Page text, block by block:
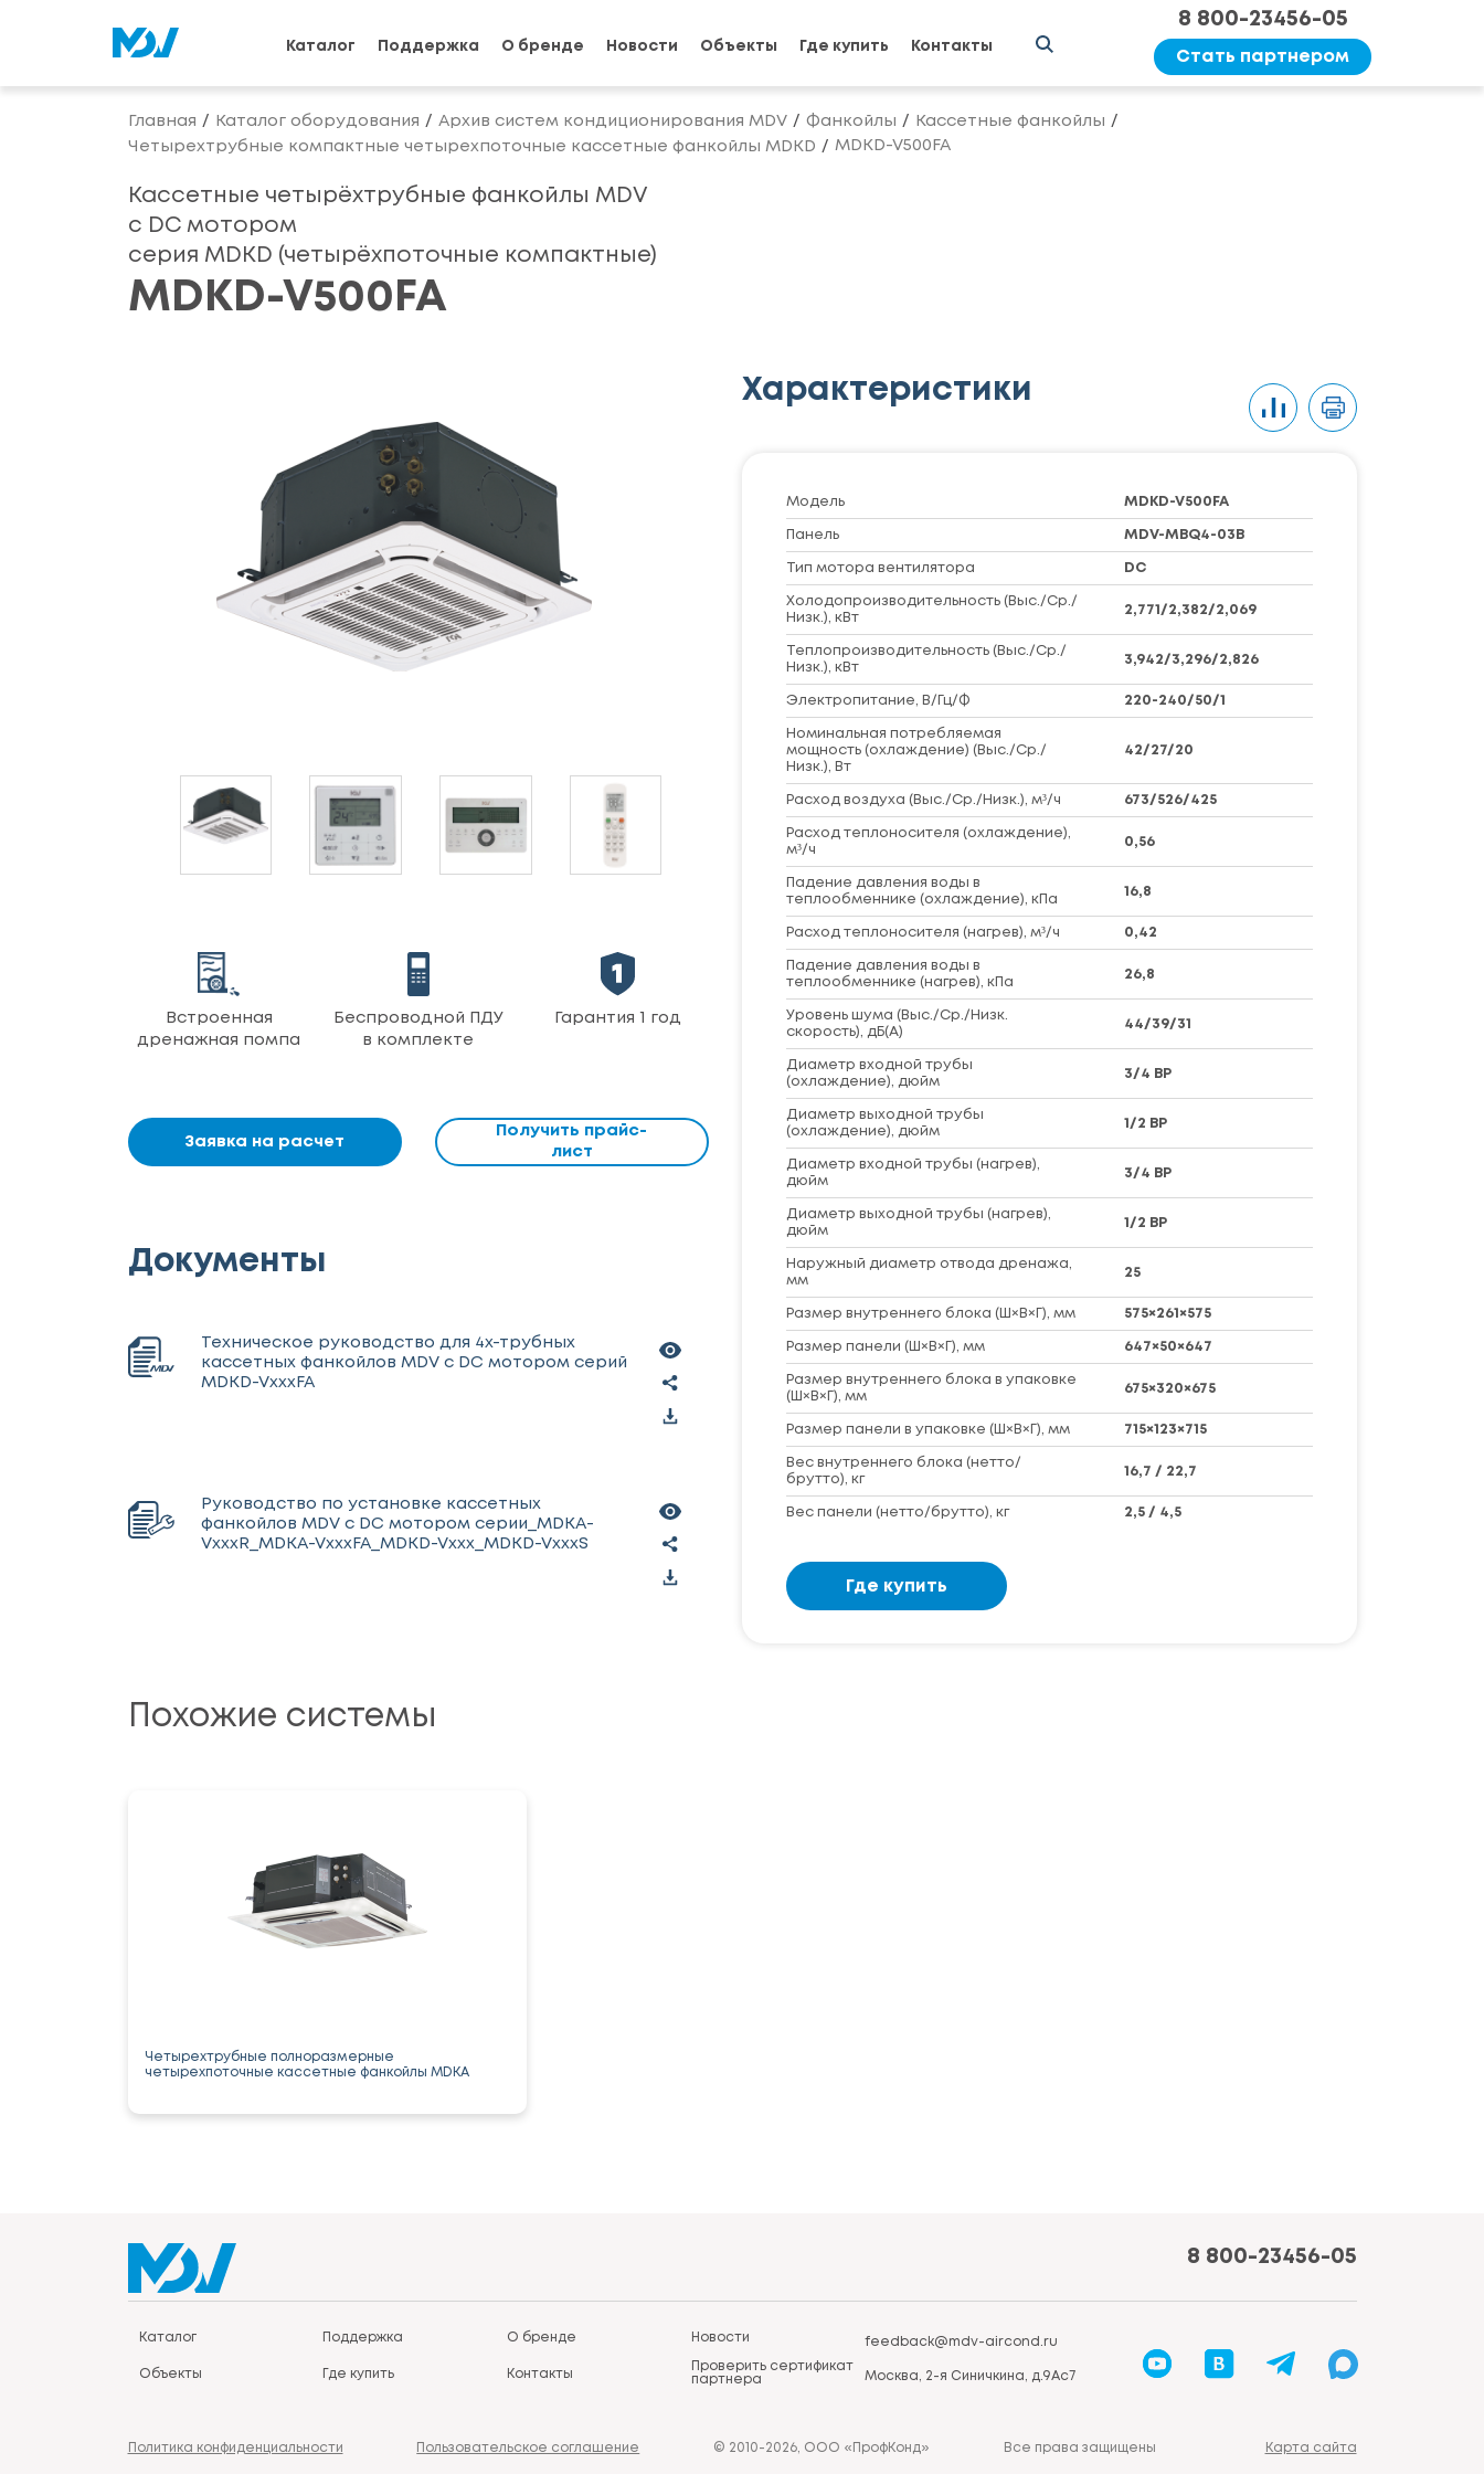
Каталог Поддержка О бренде Новости Объекты Где купить Контакты
8 800-23456-05
Стать партнером
Главная Каталог оборудования Архив систем кондиционирования MDV Фанкойлы
Кассетные фанкойлы
Четырехтрубные компактные четырехпоточные кассетные фанкойлы MDKD
MDKD-V500FA
Кассетные четырёхтрубные фанкойлы MDV
с DC мотором
серия MDKD (четырёхпоточные компактные)
MDKD-V500FA
Встроенная
дренажная помпа
Беспроводной ПДУ
в комплекте
Гарантия 1 год
Заявка на расчет
Получить прайс-
лист
Характеристики
Модель MDKD-V500FA
Панель MDV-MBQ4-03B
Тип мотора вентилятора DC
Холодопроизводительность (Выс./Ср./
Низк.), кВт
2,771/2,382/2,069
Теплопроизводительность (Выс./Ср./
Низк.), кВт
3,942/3,296/2,826
Электропитание, В/Гц/Ф 220-240/50/1
Номинальная потребляемая
мощность (охлаждение) (Выс./Ср./
Низк.), Вт
42/27/20
Расход воздуха (Выс./Ср./Низк.), м³/ч 673/526/425
Расход теплоносителя (охлаждение),
м³/ч
0,56
Падение давления воды в
теплообменнике (охлаждение), кПа
16,8
Расход теплоносителя (нагрев), м³/ч 0,42
Падение давления воды в
теплообменнике (нагрев), кПа
26,8
Уровень шума (Выс./Ср./Низк.
скорость), дБ(А)
44/39/31
Диаметр входной трубы
(охлаждение), дюйм
3/4 ВР
Диаметр выходной трубы
(охлаждение), дюйм
1/2 ВР
Диаметр входной трубы (нагрев),
дюйм
3/4 ВР
Диаметр выходной трубы (нагрев),
дюйм
1/2 ВР
Наружный диаметр отвода дренажа,
мм
25
Размер внутреннего блока (Ш×В×Г), мм 575×261×575
Размер панели (Ш×В×Г), мм 647×50×647
Размер внутреннего блока в упаковке
(Ш×В×Г), мм
675×320×675
Размер панели в упаковке (Ш×В×Г), мм 715×123×715
Вес внутреннего блока (нетто/
брутто), кг
16,7 / 22,7
Вес панели (нетто/брутто), кг 2,5 / 4,5
Где купить
Документы
Техническое руководство для 4х-трубных
кассетных фанкойлов MDV с DС мотором серий
MDKD-VxxxFA
Руководство по установке кассетных
фанкойлов MDV с DС мотором серии_MDKA-
VxxxR_MDKA-VxxxFA_MDKD-Vxxx_MDKD-VxxxS
Похожие системы
Четырехтрубные полноразмерные
четырехпоточные кассетные фанкойлы MDKA
8 800-23456-05
Каталог Поддержка О бренде Новости
Объекты Где купить Контакты
Проверить сертификат
партнера
feedback@mdv-aircond.ru
Москва, 2-я Синичкина, д.9Ас7
Политика конфиденциальности Пользовательское соглашение © 2010-2026, ООО «ПрофКонд» Все права защищены Карта сайта